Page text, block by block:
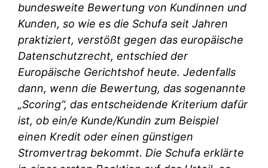
bundesweite Bewertung von Kundinnen und
Kunden, so wie es die Schufa seit Jahren
praktiziert, verstößt gegen das europäische
Datenschutzrecht, entschied der
Europäische Gerichtshof heute. Jedenfalls
dann, wenn die Bewertung, das sogenannte
„Scoring“, das entscheidende Kriterium dafür
ist, ob ein/e Kunde/Kundin zum Beispiel
einen Kredit oder einen günstigen
Stromvertrag bekommt. Die Schufa erklärte